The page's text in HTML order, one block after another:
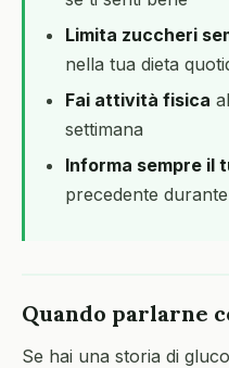
Limita zuccheri
nella tua dieta
Fai attività fisica
settimana
Informa sempre il
precedente
Quando parlarne
Se hai una storia di